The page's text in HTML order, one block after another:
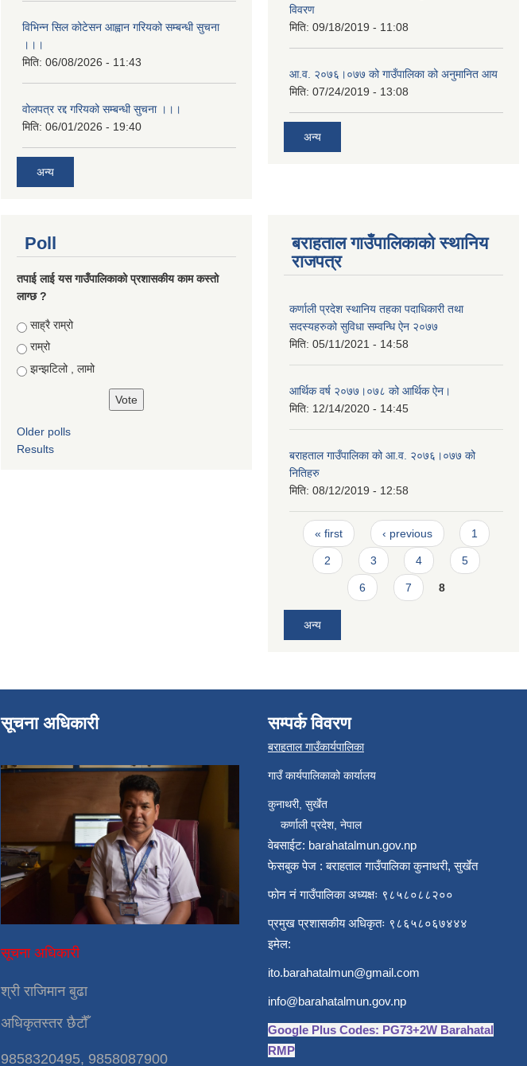
विभिन्न सिल कोटेसन आह्वान गरियको सम्बन्धी सुचना
।।।
मिति: 06/08/2026 - 11:43
वोलपत्र रद्द गरियको सम्बन्धी सुचना ।।।
मिति: 06/01/2026 - 19:40
अन्य
विवरण
मिति: 09/18/2019 - 11:08
आ.व. २०७६।०७७ को गाउँपालिका को अनुमानित आय
मिति: 07/24/2019 - 13:08
अन्य
Poll
तपाई लाई यस गाउँपालिकाको प्रशासकीय काम कस्तो
लाग्छ ?
Choices
साह्रै राम्रो
राम्रो
झन्झटिलो , लामो
Older polls
Results
बराहताल गाउँपालिकाको स्थानिय
राजपत्र
कर्णाली प्रदेश स्थानिय तहका पदाधिकारी तथा
सदस्यहरुको सुविधा सम्वन्धि ऐन २०७७
मिति: 05/11/2021 - 14:58
आर्थिक वर्ष २०७७।०७८ को आर्थिक ऐन।
मिति: 12/14/2020 - 14:45
बराहताल गाउँपालिका को आ.व. २०७६।०७७ को
नितिहरु
मिति: 08/12/2019 - 12:58
Pages
« first ‹ previous 1
2 3 4 5
6 7 8
अन्य
सूचना अधिकारी
सूचना अधिकारी
श्री राजिमान बुढा
अधिकृतस्तर छैटौँ
9858320495, 9858087900
सम्पर्क विवरण
बराहताल गाउँकार्यपालिका
गाउँ कार्यपालिकाको कार्यालय
कुनाथरी, सुर्खेत
कर्णाली प्रदेश, नेपाल
वेबसाईट: barahatalmun.gov.np
फेसबुक पेज : बराहताल गाउँपालिका कुनाथरी, सुर्खेत
फोन नं गाउँपालिका अध्यक्षः ९८५८०८८२००
प्रमुख प्रशासकीय अधिकृतः ९८६५८०६७४४४
इमेल:
ito.barahatalmun@gmail.com
info@barahatalmun.gov.np
Google Plus Codes: PG73+2W Barahatal
RMP